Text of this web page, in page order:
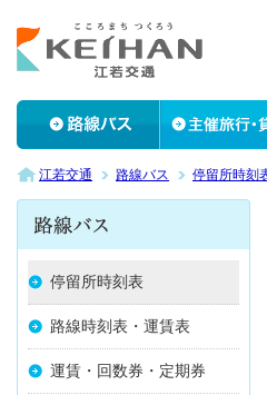
江若交通 路線バス 停留所時刻
停留所時刻表
路線時刻表・運賃表
運賃・回数券・定期券